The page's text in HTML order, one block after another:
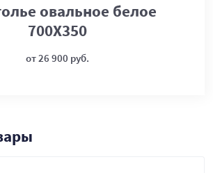
овальное белое
700Х350
от 26 900 руб.